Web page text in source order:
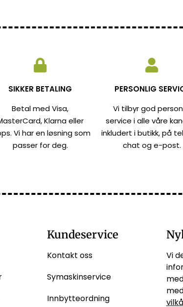
SIKKER BETALING
Betal med Visa,
Klarna eller
Vi har en løsning som
passer for deg.
PERSONLIG
Vi tilbyr god
service i alle våre
inkludert i butikk, på
chat og e-post.
Kundeservice
Kontakt oss
Symaskinservice
Innbytteordning
Vi